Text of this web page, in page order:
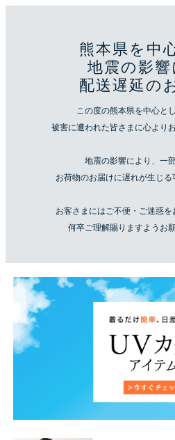
熊本県を中
地震の影響
配送遅延の
この度の熊本県を中心と
被害に遭われた皆さまに心より
地震の影響により、一
お荷物のお届けに遅れが生じる
お客さまにはご不便・ご迷惑を
何卒ご理解賜りますようお